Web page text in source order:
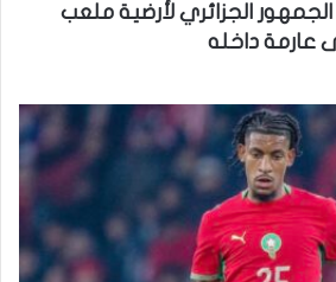
الجزائري لأرضية ملعب
عارمة داخله